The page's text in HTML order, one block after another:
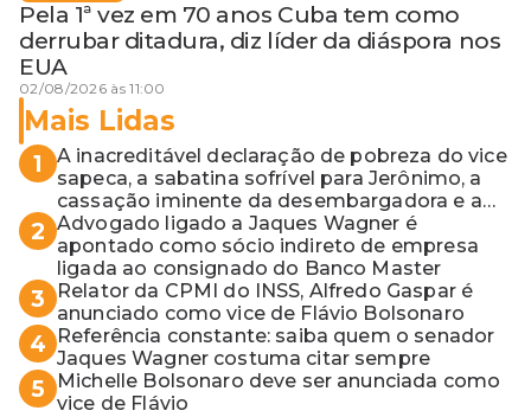
Pela 1ª vez em 70 anos Cuba tem como
derrubar ditadura, diz líder da diáspora nos
EUA
02/08/2026 às 11:00
Mais Lidas
1
A inacreditável declaração de pobreza do vice
sapeca, a sabatina sofrível para Jerônimo, a
cassação iminente da desembargadora e a
vaga do Quinto para o MP baiano
2 Advogado ligado a Jaques Wagner é
apontado como sócio indireto de empresa
ligada ao consignado do Banco Master
3
Relator da CPMI do INSS, Alfredo Gaspar é
anunciado como vice de Flávio Bolsonaro
4
Referência constante: saiba quem o senador
Jaques Wagner costuma citar sempre
5
Michelle Bolsonaro deve ser anunciada como
vice de Flávio